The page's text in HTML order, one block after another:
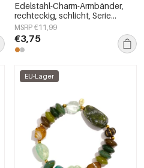
Edelstahl-Charm-Armbänder,
rechteckig, schlicht, Serie
„Damenschmuck“
MSRP €11,99
€3,75
EU-Lager